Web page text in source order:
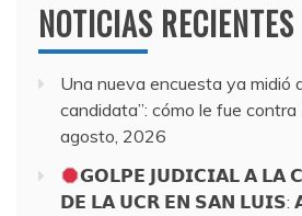
NOTICIAS RECIENTES
Una nueva encuesta ya midió
candidata”: cómo le fue contra
agosto, 2026
𝗚𝗢𝗟𝗣𝗘 𝗝𝗨𝗗𝗜𝗖𝗜𝗔𝗟 𝗔 𝗟𝗔
𝗗𝗘 𝗟𝗔 𝗨𝗖𝗥 𝗘𝗡 𝗦𝗔𝗡 𝗟𝗨𝗜𝗦: